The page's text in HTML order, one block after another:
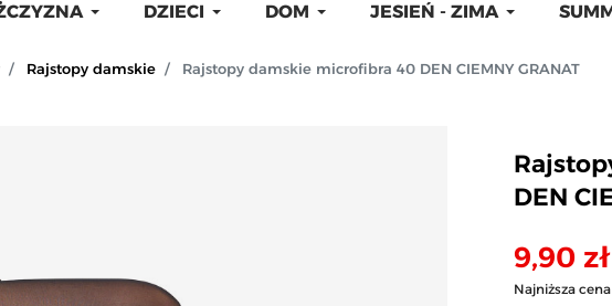
DZIECI DOM JESIEŃ - ZIMA
Rajstopy damskie Rajstopy damskie microfibra 40 DEN CIEMNY GRANAT
DEN
9,90 zł
Najniższa